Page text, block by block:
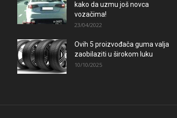
kako da uzmu još novca
vozačima!
23/04/2022
Ovih 5 proizvođača guma valja
zaobilaziti u širokom luku
10/10/2025